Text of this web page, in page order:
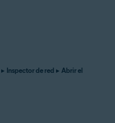
▸ Inspector de red ▸ Abrir el